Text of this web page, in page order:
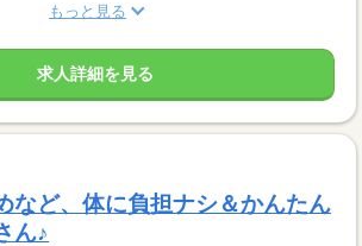
もっと見る
求人詳細を見る
など、体に負担ナシ＆かんたん
ん♪